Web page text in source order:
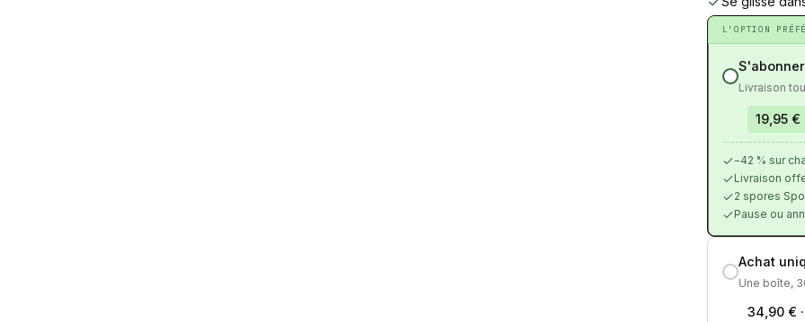
L'OPTION
Livraison
19,95 €
−42 % sur
Livraison
2 spores
Pause ou
Achat
Une boîte,
34,90 €